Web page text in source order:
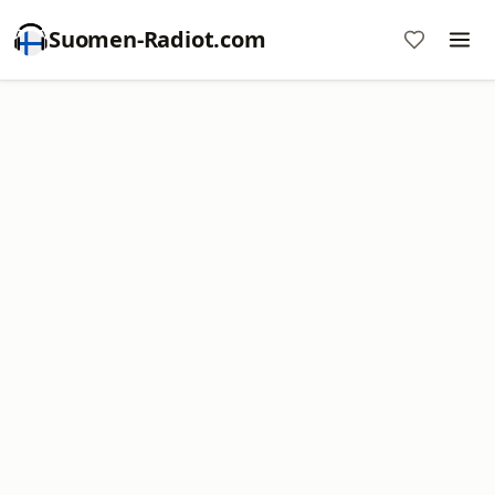
Suomen-Radiot.com